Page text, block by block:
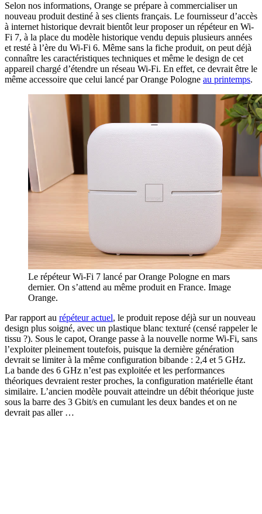
Selon nos informations, Orange se prépare à commercialiser un
nouveau produit destiné à ses clients français. Le fournisseur d’accès
à internet historique devrait bientôt leur proposer un répéteur en Wi-
Fi 7, à la place du modèle historique vendu depuis plusieurs années
et resté à l’ère du Wi-Fi 6. Même sans la fiche produit, on peut déjà
connaître les caractéristiques techniques et même le design de cet
appareil chargé d’étendre un réseau Wi-Fi. En effet, ce devrait être le
même accessoire que celui lancé par Orange Pologne au printemps.
Le répéteur Wi-Fi 7 lancé par Orange Pologne en mars
dernier. On s’attend au même produit en France. Image
Orange.
Par rapport au répéteur actuel, le produit repose déjà sur un nouveau
design plus soigné, avec un plastique blanc texturé (censé rappeler le
tissu ?). Sous le capot, Orange passe à la nouvelle norme Wi-Fi, sans
l’exploiter pleinement toutefois, puisque la dernière génération
devrait se limiter à la même configuration bibande : 2,4 et 5 GHz.
La bande des 6 GHz n’est pas exploitée et les performances
théoriques devraient rester proches, la configuration matérielle étant
similaire. L’ancien modèle pouvait atteindre un débit théorique juste
sous la barre des 3 Gbit/s en cumulant les deux bandes et on ne
devrait pas aller …